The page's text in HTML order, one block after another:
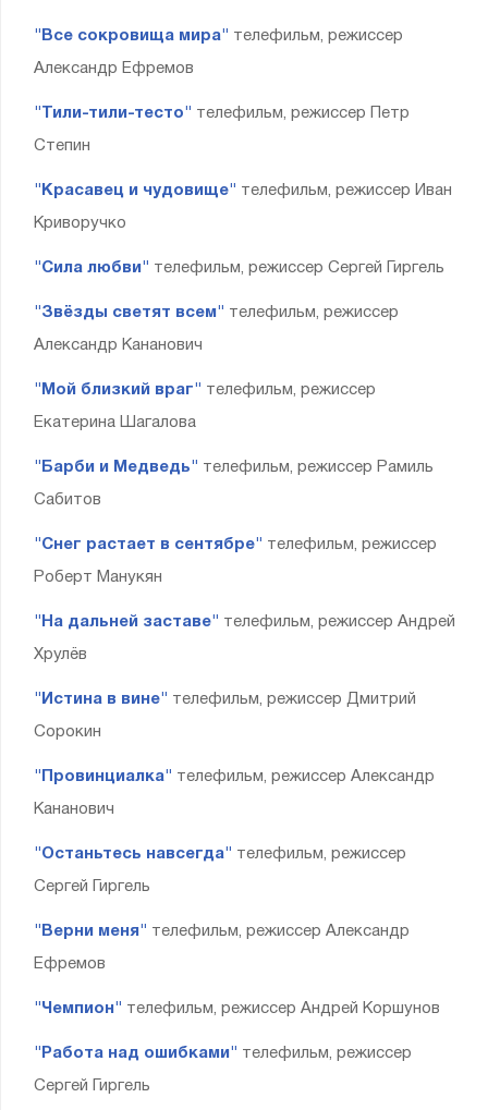
"Все сокровища мира" телефильм, режиссер
Александр Ефремов
"Тили-тили-тесто" телефильм, режиссер Петр
Степин
"Красавец и чудовище" телефильм, режиссер Иван
Криворучко
"Сила любви" телефильм, режиссер Сергей Гиргель
"Звёзды светят всем" телефильм, режиссер
Александр Кананович
"Мой близкий враг" телефильм, режиссер
Екатерина Шагалова
"Барби и Медведь" телефильм, режиссер Рамиль
Сабитов
"Снег растает в сентябре" телефильм, режиссер
Роберт Манукян
"На дальней заставе" телефильм, режиссер Андрей
Хрулёв
"Истина в вине" телефильм, режиссер Дмитрий
Сорокин
"Провинциалка" телефильм, режиссер Александр
Кананович
"Останьтесь навсегда" телефильм, режиссер
Сергей Гиргель
"Верни меня" телефильм, режиссер Александр
Ефремов
"Чемпион" телефильм, режиссер Андрей Коршунов
"Работа над ошибками" телефильм, режиссер
Сергей Гиргель